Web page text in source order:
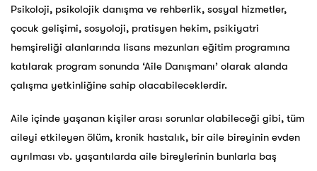
Psikoloji, psikolojik danışma ve rehberlik, sosyal hizmetler,
çocuk gelişimi, sosyoloji, pratisyen hekim, psikiyatri
hemşireliği alanlarında lisans mezunları eğitim programına
katılarak program sonunda ‘Aile Danışmanı’ olarak alanda
çalışma yetkinliğine sahip olacabileceklerdir.
Aile içinde yaşanan kişiler arası sorunlar olabileceği gibi, tüm
aileyi etkileyen ölüm, kronik hastalık, bir aile bireyinin evden
ayrılması vb. yaşantılarda aile bireylerinin bunlarla baş